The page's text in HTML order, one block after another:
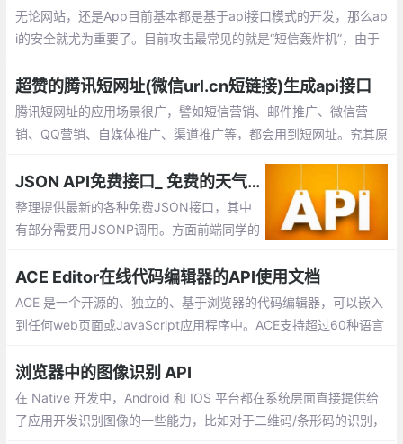
za，RAML，Swagger等等
无论网站，还是App目前基本都是基于api接口模式的开发，那么ap
i的安全就尤为重要了。目前攻击最常见的就是“短信轰炸机”，由于
验证码在提供便利的同时，也成了呗恶意攻击的对象，那么如何才
能防止被恶意调用呢？
超赞的腾讯短网址(微信url.cn短链接)生成api接口
腾讯短网址的应用场景很广，譬如短信营销、邮件推广、微信营
销、QQ营销、自媒体推广、渠道推广等，都会用到短网址。究其原
率；在特定的场景下推广还能规避关键词，防止域名被拦截
JSON API免费接口_ 免费的天气预报、地图、IP、手机信息查询、翻译、新闻等api接口
整理提供最新的各种免费JSON接口，其中
有部分需要用JSONP调用。方面前端同学的
预报、地图、IP、手机信息查询、翻译、新
闻等api接口
ACE Editor在线代码编辑器的API使用文档
ACE 是一个开源的、独立的、基于浏览器的代码编辑器，可以嵌入
到任何web页面或JavaScript应用程序中。ACE支持超过60种语言
浏览器中的图像识别 API
在 Native 开发中，Android 和 IOS 平台都在系统层面直接提供给
了应用开发识别图像的一些能力，比如对于二维码/条形码的识别，